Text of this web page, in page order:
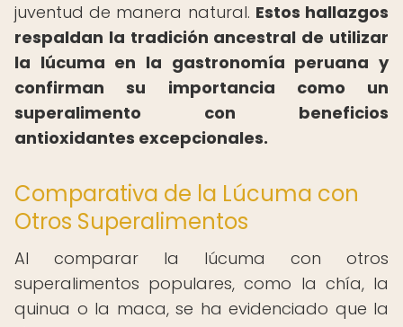
juventud de manera natural. Estos hallazgos
respaldan la tradición ancestral de utilizar
la lúcuma en la gastronomía peruana y
confirman su importancia como un
superalimento con beneficios
antioxidantes excepcionales.
Comparativa de la Lúcuma con
Otros Superalimentos
Al comparar la lúcuma con otros
superalimentos populares, como la chía, la
quinua o la maca, se ha evidenciado que la